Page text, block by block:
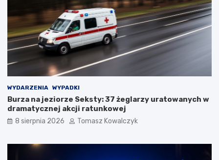
WYDARZENIA WYPADKI
Burza na jeziorze Seksty: 37 żeglarzy uratowanych w
dramatycznej akcji ratunkowej
8 sierpnia 2026 Tomasz Kowalczyk